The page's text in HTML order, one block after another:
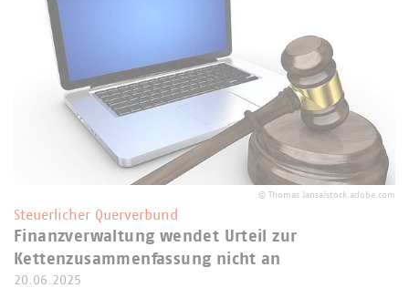
© Thomas Jansa/stock.adobe.com
Steuerlicher Querverbund
Finanzverwaltung wendet Urteil zur
Kettenzusammenfassung nicht an
20.06.2025